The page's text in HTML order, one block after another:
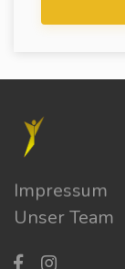
Impressum
Unser Team